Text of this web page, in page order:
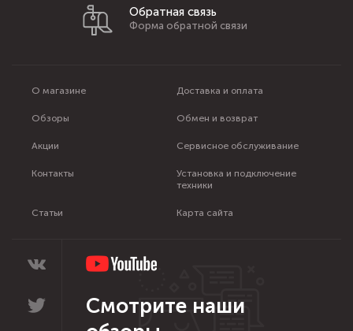
О магазине Доставка и оплата
Обзоры Обмен и возврат
Акции Сервисное обслуживание
Контакты
Установка и подключение
техники
Статьи Карта сайта
Обратная связь
Форма обратной связи
Смотрите наши